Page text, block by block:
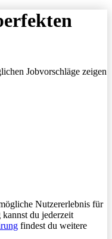
Jobvorschläge zeigen
Nutzererlebnis für
du jederzeit
findest du weitere